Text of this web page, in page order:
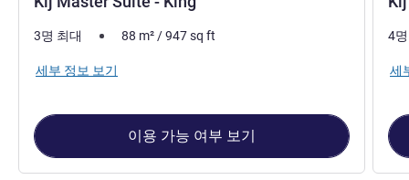
3명 최대 88 m²/947sq ft
세부 정보 보기
이용 가능 여부 보기
4
세